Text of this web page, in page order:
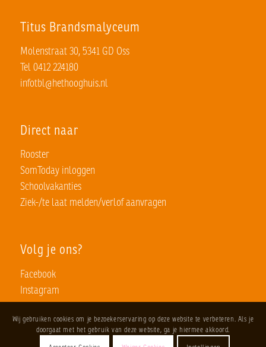
Titus Brandsmalyceum
Molenstraat 30, 5341 GD Oss
Tel 0412 224180
infotbl@hethooghuis.nl
Direct naar
Rooster
SomToday inloggen
Schoolvakanties
Ziek-/te laat melden/verlof aanvragen
Volg je ons?
Facebook
Instagram
Wij gebruiken cookies om je bezoekerservaring op deze website te verbeteren. Als je
doorgaat met het gebruik van deze website, ga je hiermee akkoord.